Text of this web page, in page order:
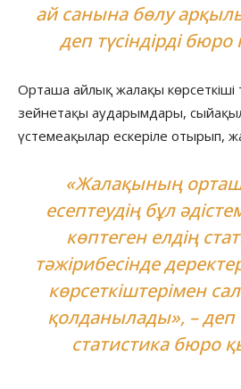
ай санына бөлу
деп түсіндірді бюро
Орташа айлық жалақы көрсеткіші
зейнетақы аударымдары,
үстемеақылар ескеріле отырып,
«Жалақының
есептеудің бұл
көптеген елдің
тәжірибесінде
көрсеткіштерімен
қолданылады», –
статистика бюро